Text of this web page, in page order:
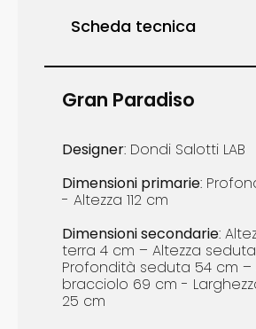
Scheda tecnica
Gran Paradiso
Designer: Dondi Salotti LAB
Dimensioni primarie:
- Altezza 112 cm
Dimensionisecondarie:
terra 4 cm – Altezza
Profondità seduta 54 cm –
bracciolo 69 cm -
25 cm